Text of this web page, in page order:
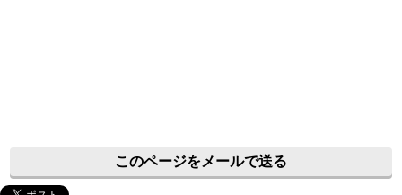
このページをメールで送る